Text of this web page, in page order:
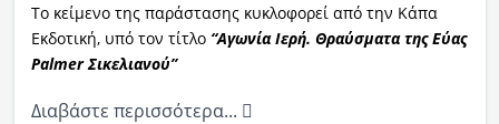
Το κείμενο της παράστασης κυκλοφορεί από την Κάπα
Εκδοτική, υπό τον τίτλο “ΑγωνίαΙερή. Θραύσματα της Εύας
PalmerΣικελιανού”
Διαβάστε περισσότερα...